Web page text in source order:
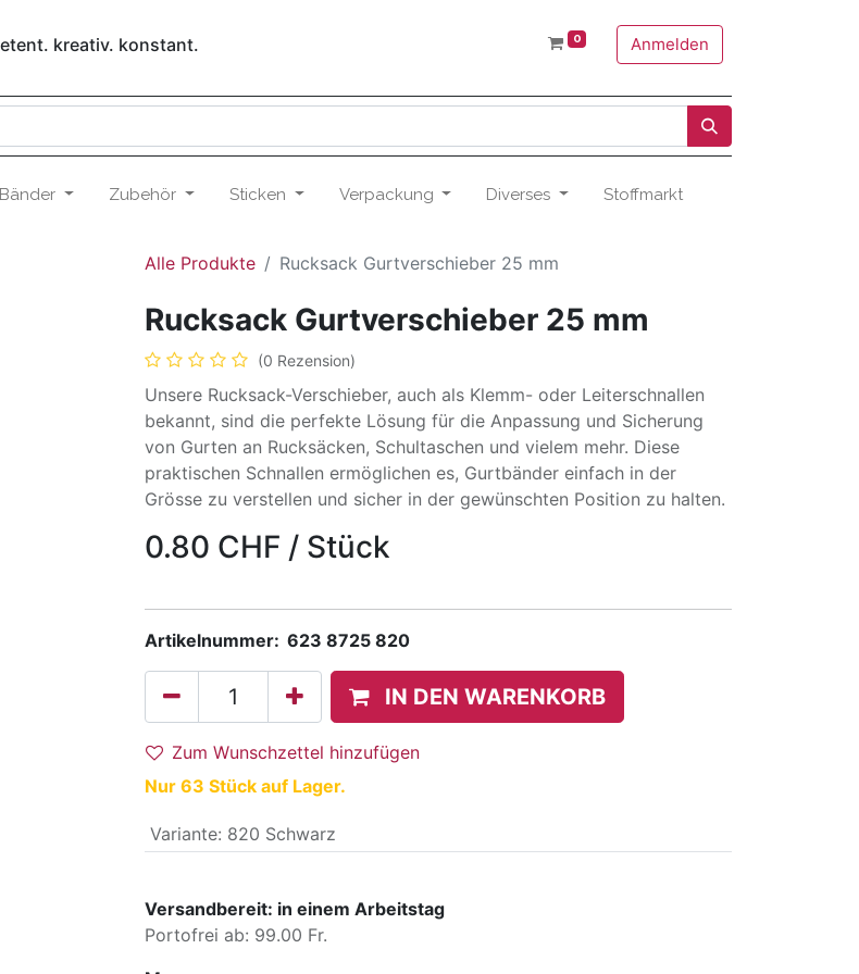
kreativ. konstant. 0 Anmelden
Bänder Zubehör Sticken Verpackung Diverses Stoffmarkt
Alle Produkte Rucksack Gurtverschieber 25 mm
Rucksack Gurtverschieber 25 mm
(0 Rezension)
Unsere Rucksack-Verschieber, auch als Klemm- oder Leiterschnallen
bekannt, sind die perfekte Lösung für die Anpassung und Sicherung
von Gurten an Rucksäcken, Schultaschen und vielem mehr. Diese
praktischen Schnallen ermöglichen es, Gurtbänder einfach in der
Grösse zu verstellen und sicher in der gewünschten Position zu halten.
0.80 CHF / Stück
Artikelnummer: 623 8725 820
IN DEN WARENKORB
Zum Wunschzettel hinzufügen
Nur 63 Stück auf Lager.
Variante: 820 Schwarz
Versandbereit: in einem Arbeitstag
Portofrei ab: 99.00 Fr.